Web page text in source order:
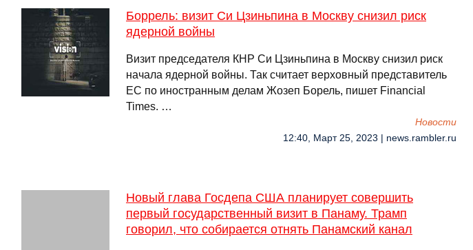
Боррель: визит Си Цзиньпина в Москву снизил риск
ядерной войны
Визит председателя КНР Си Цзиньпина в Москву снизил риск
начала ядерной войны. Так считает верховный представитель
ЕС по иностранным делам Жозеп Борель, пишет Financial
Times. …
Новости
12:40, Март 25, 2023 | news.rambler.ru
Новый глава Госдепа США планирует совершить
первый государственный визит в Панаму. Трамп
говорил, что собирается отнять Панамский канал